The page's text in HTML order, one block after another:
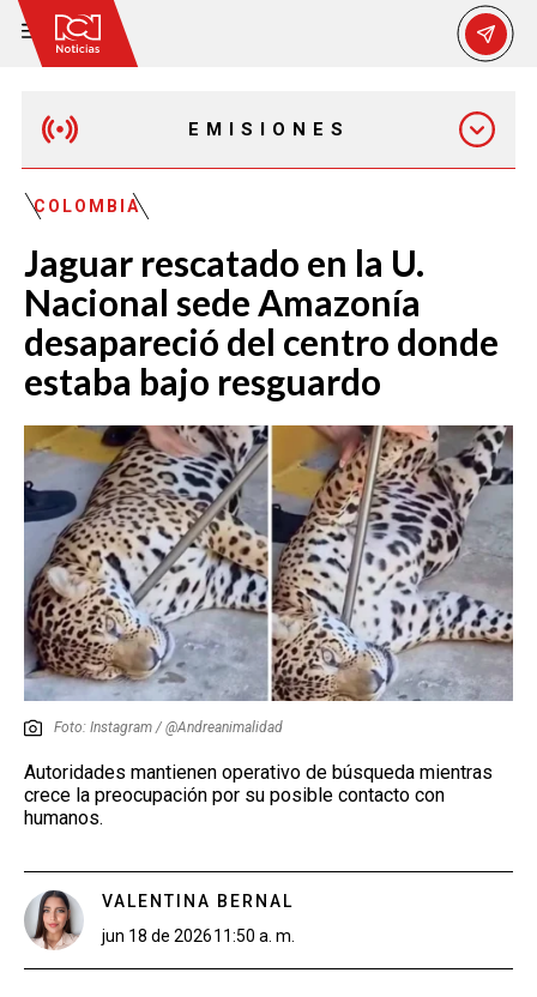
EMISIONES
EMISIÓN 12:30 PM
EMISIÓN 7:00 PM
EMISIÓN 11:30 PM
COLOMBIA
Jaguar rescatado en la U.
Nacional sede Amazonía
desapareció del centro donde
estaba bajo resguardo
Foto: Instagram / @Andreanimalidad
Autoridades mantienen operativo de búsqueda mientras
crece la preocupación por su posible contacto con
humanos.
VALENTINA BERNAL
jun 18 de 202611:50 a. m.